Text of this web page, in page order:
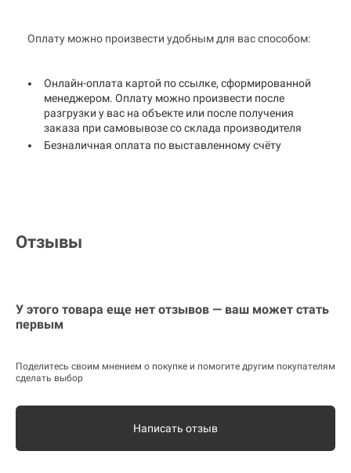
Оплату можно произвести удобным для вас способом:
Онлайн-оплата картой по ссылке, сформированной
менеджером. Оплату можно произвести после
разгрузки у вас на объекте или после получения
заказа при самовывозе со склада производителя
Безналичная оплата по выставленному счёту
Отзывы
У этого товара еще нет отзывов — ваш может стать
первым
Поделитесь своим мнением о покупке и помогите другим покупателям
сделать выбор
Написать отзыв